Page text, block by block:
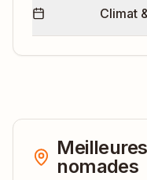
Climat
nomades